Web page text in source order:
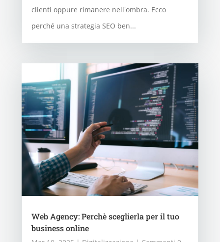
clienti oppure rimanere nell'ombra. Ecco
perché una strategia SEO ben...
Web Agency: Perchè sceglierla per il tuo
business online